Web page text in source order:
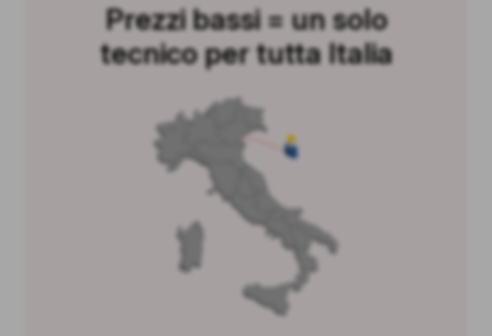
Prezzi bassi = un solo
tecnico per tutta Italia